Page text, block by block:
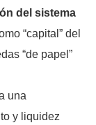
del sistema
“capital” del
“de papel”
una
y liquidez